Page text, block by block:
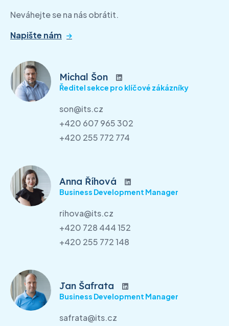
Neváhejte se na nás obrátit.
Napište nám
Michal Šon
Ředitel sekce pro klíčové zákázníky
son@its.cz
+420 607 965 302
+420 255 772 774
Anna Říhová
Business Development Manager
rihova@its.cz
+420 728 444 152
+420 255 772 148
Jan Šafrata
Business Development Manager
safrata@its.cz